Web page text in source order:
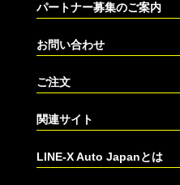
パートナー募集のご案内
お問い合わせ
ご注文
関連サイト
LINE-X Auto Japanとは